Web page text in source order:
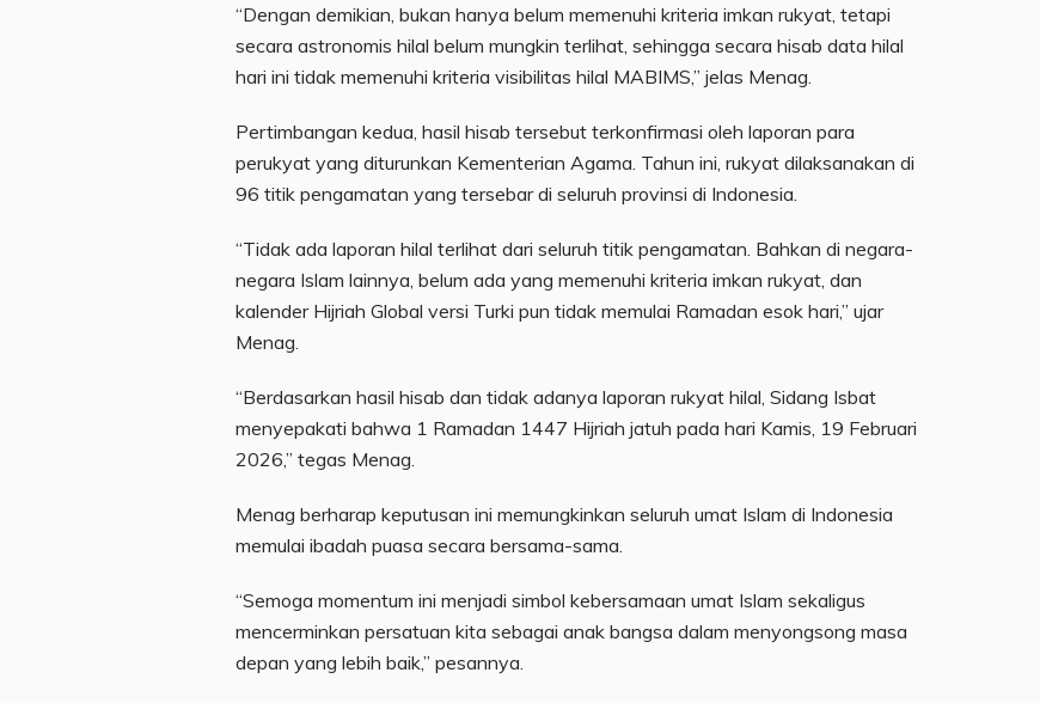
“Dengan demikian, bukan hanya belum memenuhi kriteria imkan rukyat, tetapi
secara astronomis hilal belum mungkin terlihat, sehingga secara hisab data hilal
hari ini tidak memenuhi kriteria visibilitas hilal MABIMS,” jelas Menag.
Pertimbangan kedua, hasil hisab tersebut terkonfirmasi oleh laporan para
perukyat yang diturunkan Kementerian Agama. Tahun ini, rukyat dilaksanakan di
96 titik pengamatan yang tersebar di seluruh provinsi di Indonesia.
“Tidak ada laporan hilal terlihat dari seluruh titik pengamatan. Bahkan di negara-
negara Islam lainnya, belum ada yang memenuhi kriteria imkan rukyat, dan
kalender Hijriah Global versi Turki pun tidak memulai Ramadan esok hari,” ujar
Menag.
“Berdasarkan hasil hisab dan tidak adanya laporan rukyat hilal, Sidang Isbat
menyepakati bahwa 1 Ramadan 1447 Hijriah jatuh pada hari Kamis, 19 Februari
2026,” tegas Menag.
Menag berharap keputusan ini memungkinkan seluruh umat Islam di Indonesia
memulai ibadah puasa secara bersama-sama.
“Semoga momentum ini menjadi simbol kebersamaan umat Islam sekaligus
mencerminkan persatuan kita sebagai anak bangsa dalam menyongsong masa
depan yang lebih baik,” pesannya.